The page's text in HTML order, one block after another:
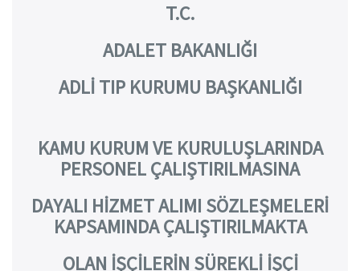
T.C.
ADALET BAKANLIĞI
ADLİ TIP KURUMU BAŞKANLIĞI
KAMU KURUM VE KURULUŞLARINDA
PERSONEL ÇALIŞTIRILMASINA
DAYALI HİZMET ALIMI SÖZLEŞMELERİ
KAPSAMINDA ÇALIŞTIRILMAKTA
OLAN İŞÇİLERİN SÜREKLİ İŞÇİ